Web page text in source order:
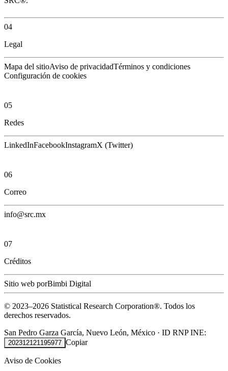
04
Legal
Mapa del sitioAviso de privacidadTérminos y condiciones
Configuración de cookies
05
Redes
LinkedInFacebookInstagramX (Twitter)
06
Correo
info@src.mx
07
Créditos
Sitio web porBimbi Digital
© 2023–2026 Statistical Research Corporation®. Todos los
derechos reservados.
San Pedro Garza García, Nuevo León, México · ID RNP INE:
202312121195977 Copiar
Aviso de Cookies